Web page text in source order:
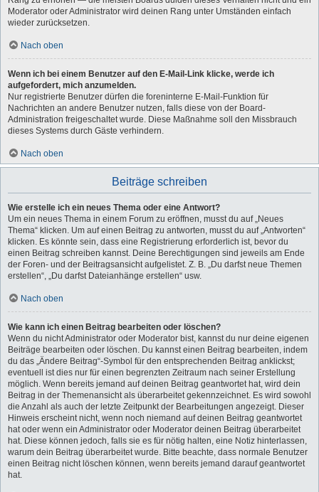
Moderator oder Administrator wird deinen Rang unter Umständen einfach
wieder zurücksetzen.
Nach oben
Wenn ich bei einem Benutzer auf den E-Mail-Link klicke, werde ich
aufgefordert, mich anzumelden.
Nur registrierte Benutzer dürfen die foreninterne E-Mail-Funktion für
Nachrichten an andere Benutzer nutzen, falls diese von der Board-
Administration freigeschaltet wurde. Diese Maßnahme soll den Missbrauch
dieses Systems durch Gäste verhindern.
Nach oben
Beiträge schreiben
Wie erstelle ich ein neues Thema oder eine Antwort?
Um ein neues Thema in einem Forum zu eröffnen, musst du auf „Neues
Thema“ klicken. Um auf einen Beitrag zu antworten, musst du auf „Antworten“
klicken. Es könnte sein, dass eine Registrierung erforderlich ist, bevor du
einen Beitrag schreiben kannst. Deine Berechtigungen sind jeweils am Ende
der Foren- und der Beitragsansicht aufgelistet. Z. B. „Du darfst neue Themen
erstellen“, „Du darfst Dateianhänge erstellen“ usw.
Nach oben
Wie kann ich einen Beitrag bearbeiten oder löschen?
Wenn du nicht Administrator oder Moderator bist, kannst du nur deine eigenen
Beiträge bearbeiten oder löschen. Du kannst einen Beitrag bearbeiten, indem
du das „Ändere Beitrag“-Symbol für den entsprechenden Beitrag anklickst;
eventuell ist dies nur für einen begrenzten Zeitraum nach seiner Erstellung
möglich. Wenn bereits jemand auf deinen Beitrag geantwortet hat, wird dein
Beitrag in der Themenansicht als überarbeitet gekennzeichnet. Es wird sowohl
die Anzahl als auch der letzte Zeitpunkt der Bearbeitungen angezeigt. Dieser
Hinweis erscheint nicht, wenn noch niemand auf deinen Beitrag geantwortet
hat oder wenn ein Administrator oder Moderator deinen Beitrag überarbeitet
hat. Diese können jedoch, falls sie es für nötig halten, eine Notiz hinterlassen,
warum dein Beitrag überarbeitet wurde. Bitte beachte, dass normale Benutzer
einen Beitrag nicht löschen können, wenn bereits jemand darauf geantwortet
hat.